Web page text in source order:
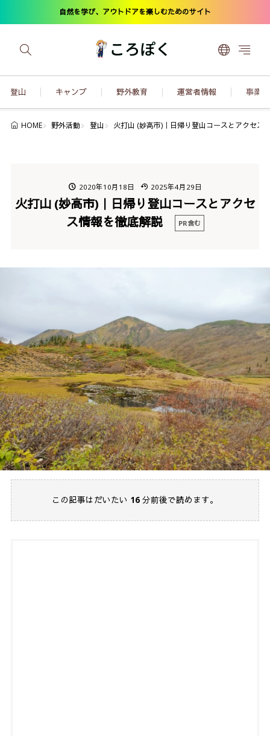
自然を学び、アウトドアを楽しむためのサイト
登山 キャンプ 野外教育 運営者情報 事業
HOME 野外活動 登山 火打山 (妙高市)｜日帰り登山コースとアクセ
2020年10月18日 2025年4月29日
火打山 (妙高市)｜日帰り登山コースとアクセ
ス情報を徹底解説
PR含む
この記事はだいたい 16 分前後で読めます。